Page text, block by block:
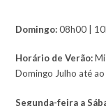
Domingo:08h00 |
Horário de Verão:
Domingo Julho até
Segunda-feira a